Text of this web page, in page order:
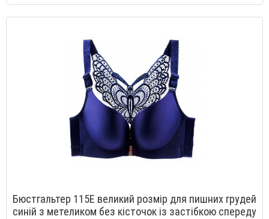
Бюстгальтер 115E великий розмір для пишних грудей
синій з метеликом без кісточок із застібкою спереду